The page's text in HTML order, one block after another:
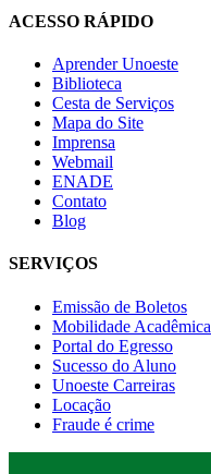
ACESSO RÁPIDO
Aprender Unoeste
Biblioteca
Cesta de Serviços
Mapa do Site
Imprensa
Webmail
ENADE
Contato
Blog
SERVIÇOS
Emissão de Boletos
Mobilidade Acadêmica
Portal do Egresso
Sucesso do Aluno
Unoeste Carreiras
Locação
Fraude é crime